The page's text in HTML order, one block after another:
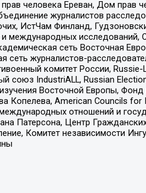
человека Ереван, Дом прав
журналистов
ИстЧам Финланд,
и международных
сеть Восточная
журналистов-
комитет России, Russie-
союз IndustriALL, Russian
Восточной Европы,
American Councils for
отношений и
Патерсона, Центр
Комитет независимости